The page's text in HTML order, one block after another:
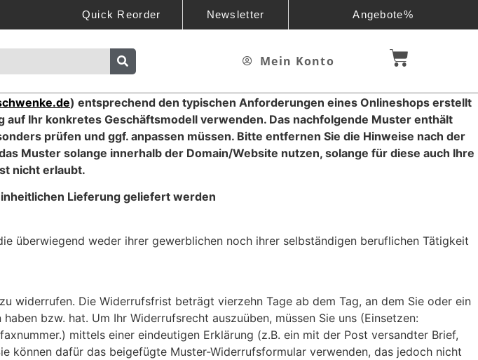
Quick Reorder Newsletter Angebote%
Mein Konto
) entsprechend den typischen Anforderungen eines Onlineshops erstellt
Ihr konkretes Geschäftsmodell verwenden. Das nachfolgende Muster enthält
prüfen und ggf. anpassen müssen. Bitte entfernen Sie die Hinweise nach der
Muster solange innerhalb der Domain/Website nutzen, solange für diese auch Ihre
nicht erlaubt.
Lieferung geliefert werden
überwiegend weder ihrer gewerblichen noch ihrer selbständigen beruflichen Tätigkeit
widerrufen. Die Widerrufsfrist beträgt vierzehn Tage ab dem Tag, an dem Sie oder ein
bzw. hat. Um Ihr Widerrufsrecht auszuüben, müssen Sie uns (Einsetzen:
mittels einer eindeutigen Erklärung (z.B. ein mit der Post versandter Brief,
können dafür das beigefügte Muster-Widerrufsformular verwenden, das jedoch nicht